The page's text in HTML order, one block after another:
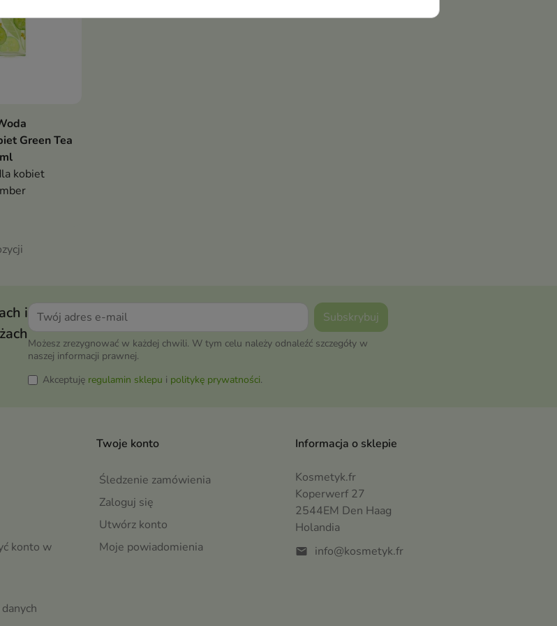
Green Tea
kobiet
i
Możesz zrezygnować w każdej chwili. W tym celu należy odnaleźć szczegóły w
naszej informacji prawnej.
Akceptuję regulamin sklepu i politykę prywatności.
konto w
Twoje konto
Śledzenie zamówienia
Zaloguj się
Utwórz konto
Moje powiadomienia
Informacja o sklepie
Kosmetyk.fr
Koperwerf 27
2544EM Den Haag
Holandia
mail info@kosmetyk.fr